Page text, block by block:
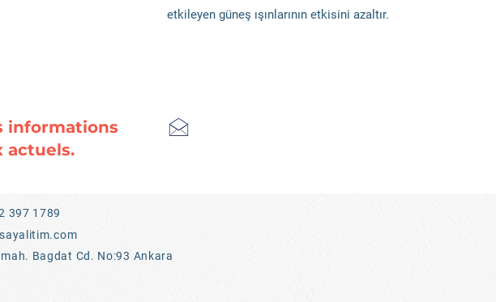
etkileyen güneş ışınlarının etkisini azaltır.
informations
actuels.
397 1789
Bagdat Cd. No:93 Ankara